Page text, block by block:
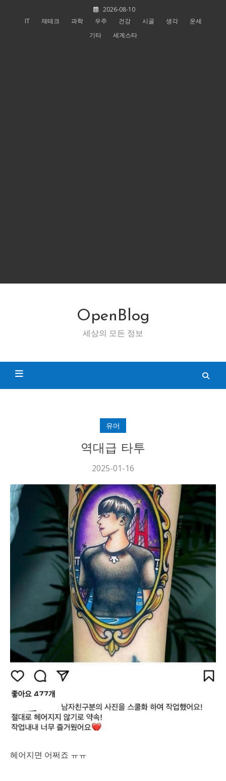
2026-08-10
IT
재테크 과학 우주 건강 시골 생각
운세
기타
세계스타
OpenBlog
세상의 모든 정보
유머
역대급 타투
2025-01-16
헤어지면 어쩌죠 ㅠㅠ